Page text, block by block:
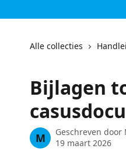
Alle collecties
Bijlagen
M Geschreven door
19 maart 2026